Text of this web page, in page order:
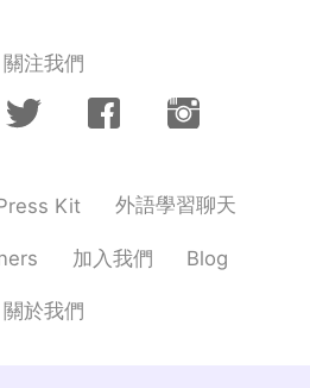
しかけてくれへん奴が〜 I
on this part. They should
don't want to
😆w 確かに、もう少しコミ
欲しいよね。 僕は「修正し
け貼る事にしてます👍
關注我們
Kit 外語學習聊天
加入我們 Blog
關於我們